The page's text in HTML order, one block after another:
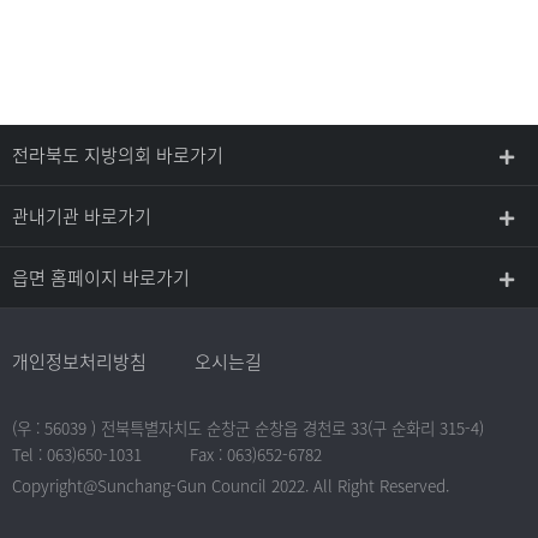
전라북도 지방의회 바로가기
관내기관 바로가기
읍면 홈페이지 바로가기
개인정보처리방침 오시는길
(우 : 56039 ) 전북특별자치도 순창군 순창읍 경천로 33(구 순화리 315-4)
Tel : 063)650-1031
Fax : 063)652-6782
Copyright@Sunchang-Gun Council 2022. All Right Reserved.